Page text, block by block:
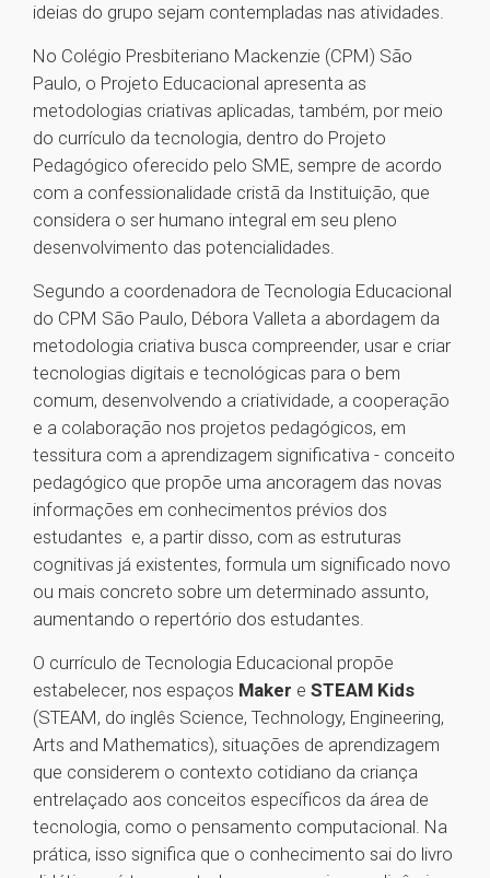
ideias do grupo sejam contempladas nas atividades.
No Colégio Presbiteriano Mackenzie (CPM) São
Paulo, o Projeto Educacional apresenta as
metodologias criativas aplicadas, também, por meio
do currículo da tecnologia, dentro do Projeto
Pedagógico oferecido pelo SME, sempre de acordo
com a confessionalidade cristã da Instituição, que
considera o ser humano integral em seu pleno
desenvolvimento das potencialidades.
Segundo a coordenadora de Tecnologia Educacional
do CPM São Paulo, Débora Valleta a abordagem da
metodologia criativa busca compreender, usar e criar
tecnologias digitais e tecnológicas para o bem
comum, desenvolvendo a criatividade, a cooperação
e a colaboração nos projetos pedagógicos, em
tessitura com a aprendizagem significativa - conceito
pedagógico que propõe uma ancoragem das novas
informações em conhecimentos prévios dos
estudantes e, a partir disso, com as estruturas
cognitivas já existentes, formula um significado novo
ou mais concreto sobre um determinado assunto,
aumentando o repertório dos estudantes.
O currículo de Tecnologia Educacional propõe
estabelecer, nos espaços Maker e STEAM Kids
(STEAM, do inglês Science, Technology, Engineering,
Arts and Mathematics), situações de aprendizagem
que considerem o contexto cotidiano da criança
entrelaçado aos conceitos específicos da área de
tecnologia, como o pensamento computacional. Na
prática, isso significa que o conhecimento sai do livro